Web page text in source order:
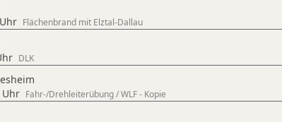
Flächenbrand mit Elztal-Dallau
DLK
Uhr Fahr-/Drehleiterübung / WLF - Kopie